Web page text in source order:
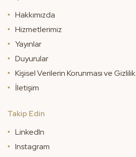
Hakkımızda
Hizmetlerimiz
Yayınlar
Duyurular
Kişisel Verilerin Korunması ve Gizlilik
İletişim
Takip Edin
LinkedIn
Instagram